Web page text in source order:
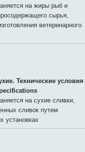
на жиры рыб и
сырья,
ветеринарного
Технические условия
на сухие сливки,
сливок путем
установках